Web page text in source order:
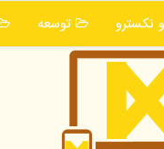
نكسترو توسعه